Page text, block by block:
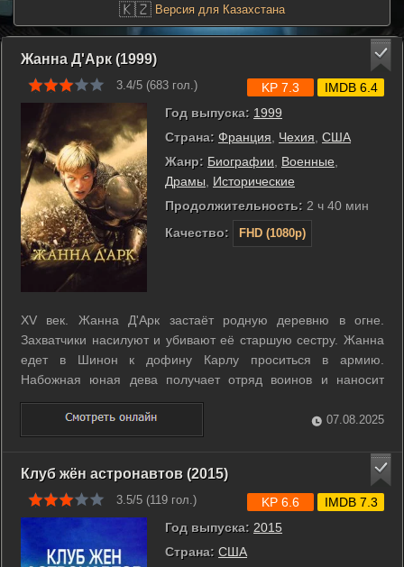
🇰🇿 Версия для Казахстана
Жанна Д'Арк (1999)
3.4/5 (683 гол.)
Год выпуска: 1999
Страна: Франция Чехия США
Жанр: Биографии Военные
Драмы
Исторические
Продолжительность: 2 ч 40 мин
Качество:
FHD (1080p)
KP 7.3 IMDB 6.4
XV век. Жанна Д'Арк застаёт родную деревню в огне.
Захватчики насилуют и убивают её старшую сестру. Жанна
едет в Шинон к дофину Карлу проситься в армию.
Набожная юная дева получает отряд воинов и наносит
несколько поражений англичанам и снимает осаду
Орлеана. Имя Жанны Д'Арк у всех на устах, солдаты верят в
неё и готовы на новые подвиги. ...
07.08.2025
Клуб жён астронавтов (2015)
3.5/5 (119 гол.)
Год выпуска: 2015
Страна: США
KP 6.6 IMDB 7.3